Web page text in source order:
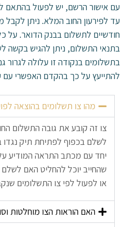
עם אישור הרשם, יש לפעול בהתאם
עד לפירעון החוב המלא. ניתן לקבל
חודשיים לתשלום בבנק הדואר. על
בתנאי התשלום, ניתן להגיש בקשה
בתשלומים בנקודה זו עלולה לגרור
להתייעץ על כך בהקדם האפשרי עם
מהו צו תשלומים בהוצאה
צו זה קובע את גובה התשלום
לשלם בכפוף לפתיחת תיק נגדו
יחד עם מכתב התראה המודיע
שהחייב יוכל להחליט האם
או לפעול לפי צו התשלומים
האם הוראות הצו מוחלטות